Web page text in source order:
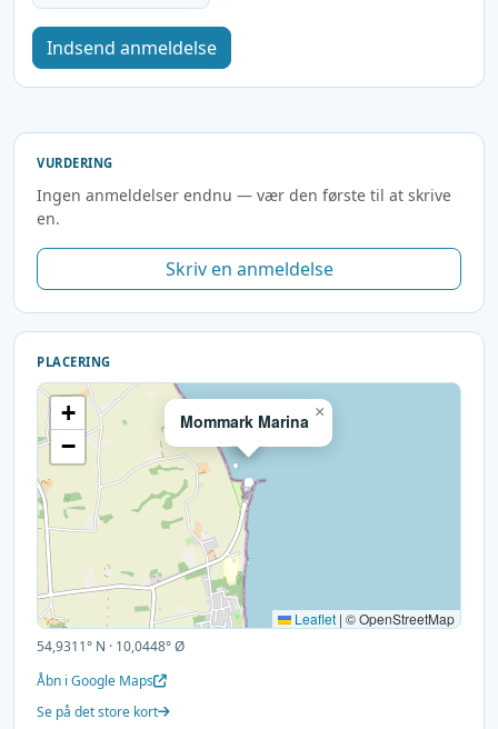
Indsend anmeldelse
VURDERING
Ingen anmeldelser endnu — vær den første til at skrive
en.
Skriv en anmeldelse
PLACERING
Mommark Marina ×
+
−
Leaflet | © OpenStreetMap
54,9311° N · 10,0448° Ø
Åbn i Google Maps
Se på det store kort